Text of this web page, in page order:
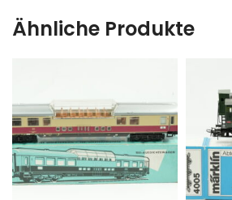
Ähnliche Produkte